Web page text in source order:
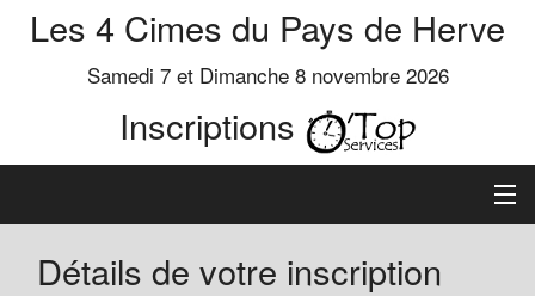
Les 4 Cimes du Pays de Herve
Samedi 7 et Dimanche 8 novembre 2026
Inscriptions
Inscription
Détails de votre inscription